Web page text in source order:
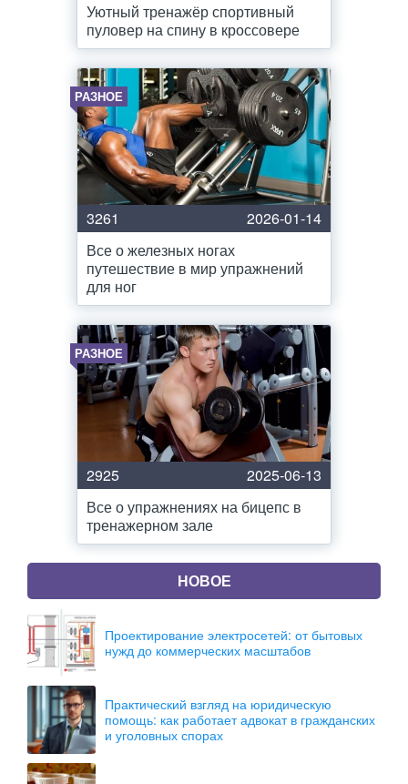
Уютный тренажёр спортивный
пуловер на спину в кроссовере
РАЗНОЕ
3261
2026-01-14
Все о железных ногах
путешествие в мир упражнений
для ног
РАЗНОЕ
2925
2025-06-13
Все о упражнениях на бицепс в
тренажерном зале
НОВОЕ
Проектирование электросетей: от бытовых
нужд до коммерческих масштабов
Практический взгляд на юридическую
помощь: как работает адвокат в гражданских
и уголовных спорах